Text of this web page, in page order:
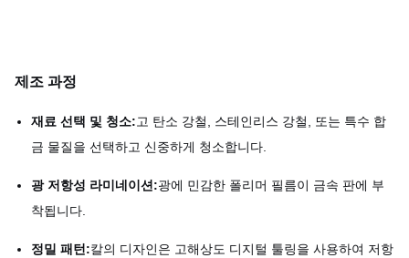
제조 과정
재료 선택 및 청소:고 탄소 강철, 스테인리스 강철, 또는 특수 합
금 물질을 선택하고 신중하게 청소합니다.
광 저항성 라미네이션:광에 민감한 폴리머 필름이 금속 판에 부
착됩니다.
정밀 패턴:칼의 디자인은 고해상도 디지털 툴링을 사용하여 저항